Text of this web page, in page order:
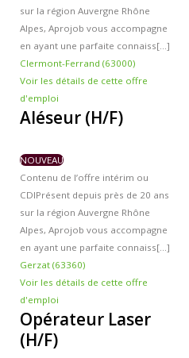
sur la région Auvergne Rhône
Alpes, Aprojob vous accompagne
en ayant une parfaite connaiss[...]
Clermont-Ferrand (63000)
Voir les détails de cette offre
d'emploi
Aléseur (H/F)
NOUVEAU
Contenu de l’offre intérim ou
CDIPrésent depuis près de 20 ans
sur la région Auvergne Rhône
Alpes, Aprojob vous accompagne
en ayant une parfaite connaiss[...]
Gerzat (63360)
Voir les détails de cette offre
d'emploi
Opérateur Laser
(H/F)